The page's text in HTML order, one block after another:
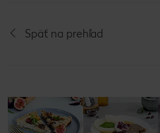
Späť na prehľad